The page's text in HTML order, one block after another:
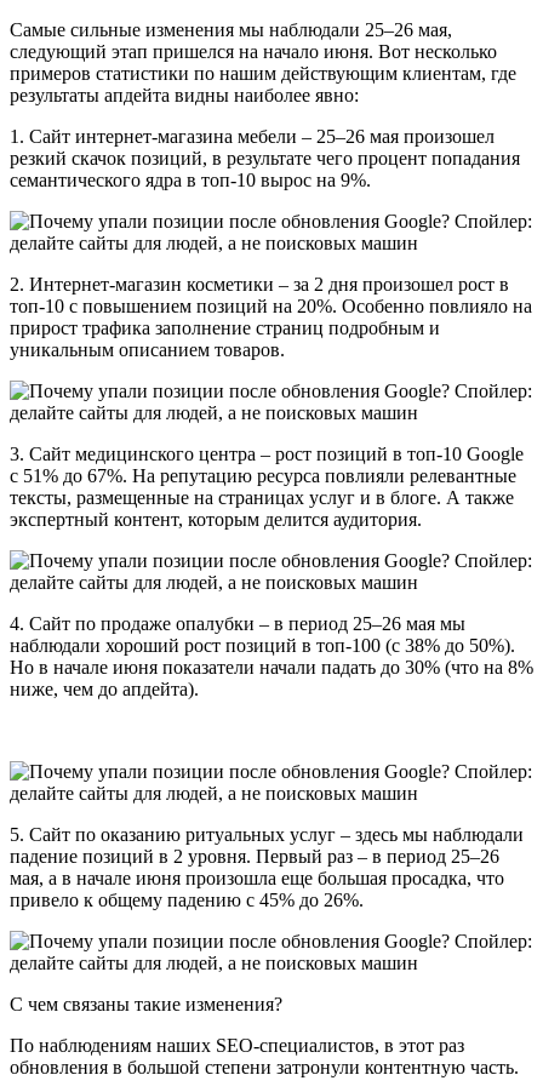
Самые сильные изменения мы наблюдали 25–26 мая,
следующий этап пришелся на начало июня. Вот несколько
примеров статистики по нашим действующим клиентам, где
результаты апдейта видны наиболее явно:
1. Сайт интернет-магазина мебели – 25–26 мая произошел
резкий скачок позиций, в результате чего процент попадания
семантического ядра в топ-10 вырос на 9%.
2. Интернет-магазин косметики – за 2 дня произошел рост в
топ-10 с повышением позиций на 20%. Особенно повлияло на
прирост трафика заполнение страниц подробным и
уникальным описанием товаров.
3. Сайт медицинского центра – рост позиций в топ-10 Google
с 51% до 67%. На репутацию ресурса повлияли релевантные
тексты, размещенные на страницах услуг и в блоге. А также
экспертный контент, которым делится аудитория.
4. Сайт по продаже опалубки – в период 25–26 мая мы
наблюдали хороший рост позиций в топ-100 (с 38% до 50%).
Но в начале июня показатели начали падать до 30% (что на 8%
ниже, чем до апдейта).
5. Сайт по оказанию ритуальных услуг – здесь мы наблюдали
падение позиций в 2 уровня. Первый раз – в период 25–26
мая, а в начале июня произошла еще большая просадка, что
привело к общему падению с 45% до 26%.
С чем связаны такие изменения?
По наблюдениям наших SEO-специалистов, в этот раз
обновления в большой степени затронули контентную часть.